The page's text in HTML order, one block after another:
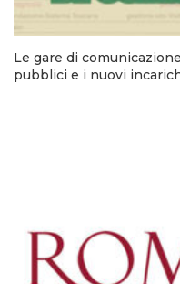
Le gare di
pubblici e i nuovi